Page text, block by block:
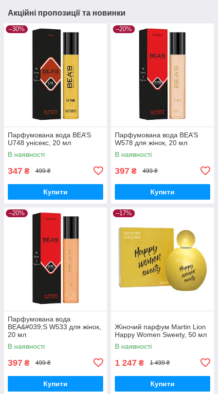
Акційні пропозиції та новинки
–30%
Парфумована вода BEA’S
U748 унісекс, 20 мл
В наявності
347 ₴ 499 ₴
Купити
–20%
Парфумована вода BEA’S
W578 для жінок, 20 мл
В наявності
397 ₴ 499 ₴
Купити
–20%
Парфумована вода
BEA&#039;S W533 для жінок,
20 мл
В наявності
397 ₴ 499 ₴
Купити
–17%
Жіночий парфум Martin Lion
Happy Women Sweety, 50 мл
В наявності
1 247 ₴ 1 499 ₴
Купити